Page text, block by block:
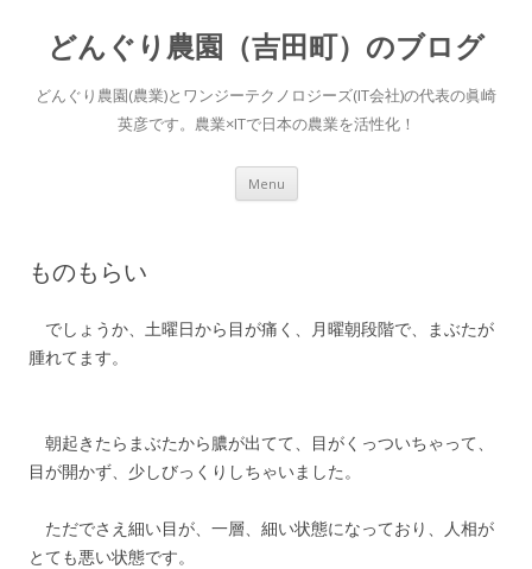
どんぐり農園（吉田町）のブログ
どんぐり農園(農業)とワンジーテクノロジーズ(IT会社)の代表の眞崎
英彦です。農業×ITで日本の農業を活性化！
Menu Skip to content
ものもらい
でしょうか、土曜日から目が痛く、月曜朝段階で、まぶたが
腫れてます。
朝起きたらまぶたから膿が出てて、目がくっついちゃって、
目が開かず、少しびっくりしちゃいました。
ただでさえ細い目が、一層、細い状態になっており、人相が
とても悪い状態です。